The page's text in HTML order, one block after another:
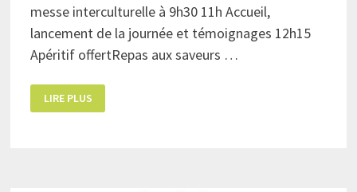
messe interculturelle à 9h30 11h Accueil,
lancement de la journée et témoignages 12h15
Apéritif offertRepas aux saveurs …
POUR
LA
LIRE PLUS